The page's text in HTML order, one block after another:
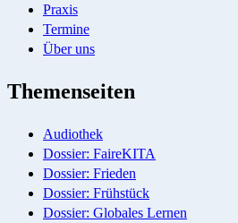
Praxis
Termine
Über uns
Themenseiten
Audiothek
Dossier: FaireKITA
Dossier: Frieden
Dossier: Frühstück
Dossier: Globales Lernen